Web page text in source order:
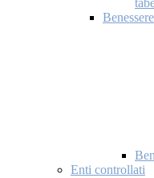
Enti controllati